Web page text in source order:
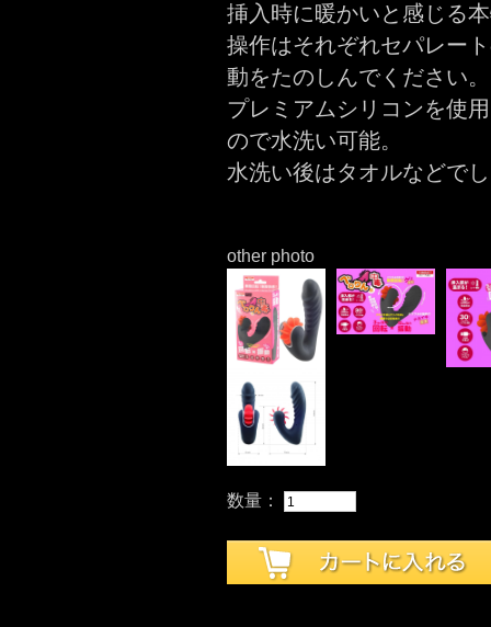
挿入時に暖かいと感じる
操作はそれぞれセパレー
動をたのしんでください。
プレミアムシリコンを使
ので水洗い可能。
水洗い後はタオルなどで
other photo
数量：